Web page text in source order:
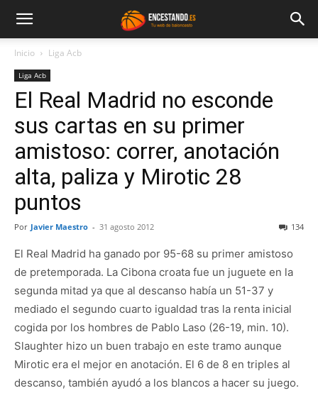
Inicio Liga Acb
Liga Acb
El Real Madrid no esconde
sus cartas en su primer
amistoso: correr, anotación
alta, paliza y Mirotic 28
puntos
Por Javier Maestro - 31 agosto 2012 134
El Real Madrid ha ganado por 95-68 su primer amistoso
de pretemporada. La Cibona croata fue un juguete en la
segunda mitad ya que al descanso había un 51-37 y
mediado el segundo cuarto igualdad tras la renta inicial
cogida por los hombres de Pablo Laso (26-19, min. 10).
Slaughter hizo un buen trabajo en este tramo aunque
Mirotic era el mejor en anotación. El 6 de 8 en triples al
descanso, también ayudó a los blancos a hacer su juego.